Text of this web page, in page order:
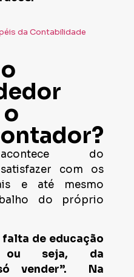
da Contabilidade
do
com os
e até mesmo
do próprio
falta de educação
ou seja, da
vender”. Na